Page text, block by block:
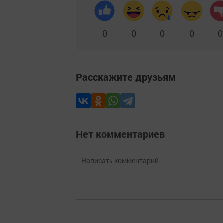
0 0 0 0 0
Расскажите друзьям
Нет комментариев